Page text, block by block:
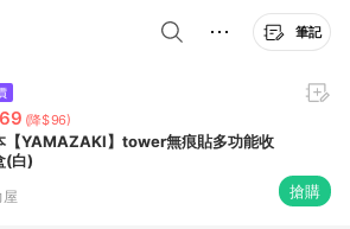
筆記
(降$96)
【YAMAZAKI】tower無痕貼多功能收
(白)
屋 搶購